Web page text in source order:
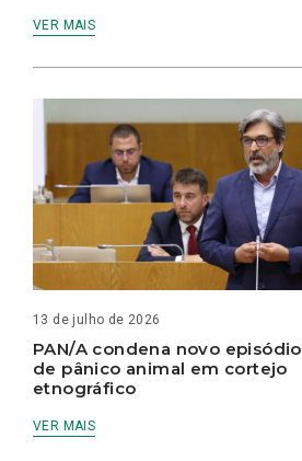
VER MAIS
13 de julho de 2026
PAN/A condena novo episódio
de pânico animal em cortejo
etnográfico
VER MAIS